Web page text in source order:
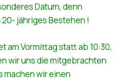
Datum, denn
jähriges Bestehen !
am Vormittag statt ab 10:30,
wir uns die mitgebrachten
machen wir einen